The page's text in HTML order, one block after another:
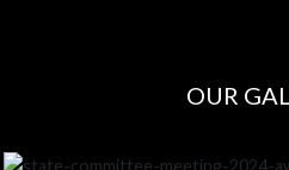
കേരളപത്രപ്രവര്‍ത്തക
OUR